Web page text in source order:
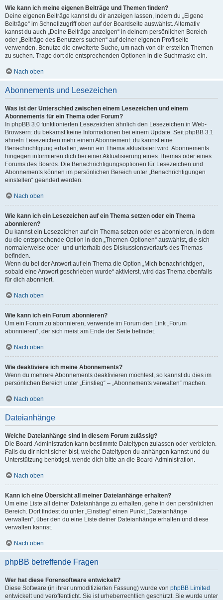
Wie kann ich meine eigenen Beiträge und Themen finden?
Deine eigenen Beiträge kannst du dir anzeigen lassen, indem du „Eigene
Beiträge“ im Schnellzugriff oben auf der Boardseite auswählst. Alternativ
kannst du auch „Deine Beiträge anzeigen“ in deinem persönlichen Bereich
oder „Beiträge des Benutzers suchen“ auf deiner eigenen Profilseite
verwenden. Benutze die erweiterte Suche, um nach von dir erstellen Themen
zu suchen. Trage dort die entsprechenden Optionen in die Suchmaske ein.
Nach oben
Abonnements und Lesezeichen
Was ist der Unterschied zwischen einem Lesezeichen und einem
Abonnements für ein Thema oder Forum?
In phpBB 3.0 funktionierten Lesezeichen ähnlich den Lesezeichen in Web-
Browsern: du bekamst keine Informationen bei einem Update. Seit phpBB 3.1
ähneln Lesezeichen mehr einem Abonnement: du kannst eine
Benachrichtigung erhalten, wenn ein Thema aktualisiert wird. Abonnements
hingegen informieren dich bei einer Aktualisierung eines Themas oder eines
Forums des Boards. Die Benachrichtigungsoptionen für Lesezeichen und
Abonnements können im persönlichen Bereich unter „Benachrichtigungen
einstellen“ geändert werden.
Nach oben
Wie kann ich ein Lesezeichen auf ein Thema setzen oder ein Thema
abonnieren?
Du kannst ein Lesezeichen auf ein Thema setzen oder es abonnieren, in dem
du die entsprechende Option in den „Themen-Optionen“ auswählst, die sich
normalerweise ober- und unterhalb des Diskussionsverlaufs des Themas
befinden.
Wenn du bei der Antwort auf ein Thema die Option „Mich benachrichtigen,
sobald eine Antwort geschrieben wurde“ aktivierst, wird das Thema ebenfalls
für dich abonniert.
Nach oben
Wie kann ich ein Forum abonnieren?
Um ein Forum zu abonnieren, verwende im Forum den Link „Forum
abonnieren“, der sich meist am Ende der Seite befindet.
Nach oben
Wie deaktiviere ich meine Abonnements?
Wenn du mehrere Abonnements deaktivieren möchtest, so kannst du dies im
persönlichen Bereich unter „Einstieg“ – „Abonnements verwalten“ machen.
Nach oben
Dateianhänge
Welche Dateianhänge sind in diesem Forum zulässig?
Die Board-Administration kann bestimmte Dateitypen zulassen oder verbieten.
Falls du dir nicht sicher bist, welche Dateitypen du anhängen kannst und du
Unterstützung benötigst, wende dich bitte an die Board-Administration.
Nach oben
Kann ich eine Übersicht all meiner Dateianhänge erhalten?
Um eine Liste all deiner Dateianhänge zu erhalten, gehe in den persönlichen
Bereich. Dort findest du unter „Einstieg“ einen Punkt „Dateianhänge
verwalten“, über den du eine Liste deiner Dateianhänge erhalten und diese
verwalten kannst.
Nach oben
phpBB betreffende Fragen
Wer hat diese Forensoftware entwickelt?
Diese Software (in ihrer unmodifizierten Fassung) wurde von phpBB Limited
entwickelt und veröffentlicht. Sie ist urheberrechtlich geschützt. Sie wurde unter